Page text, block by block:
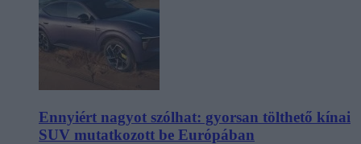
Ennyiért nagyot szólhat: gyorsan tölthető kínai
SUV mutatkozott be Európában